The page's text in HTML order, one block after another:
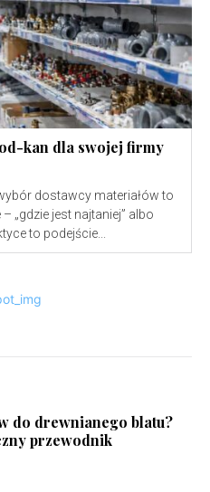
kan dla swojej firmy
dostawcy materiałów to
„gdzie jest najtaniej” albo
to podejście...
do drewnianego blatu?
przewodnik